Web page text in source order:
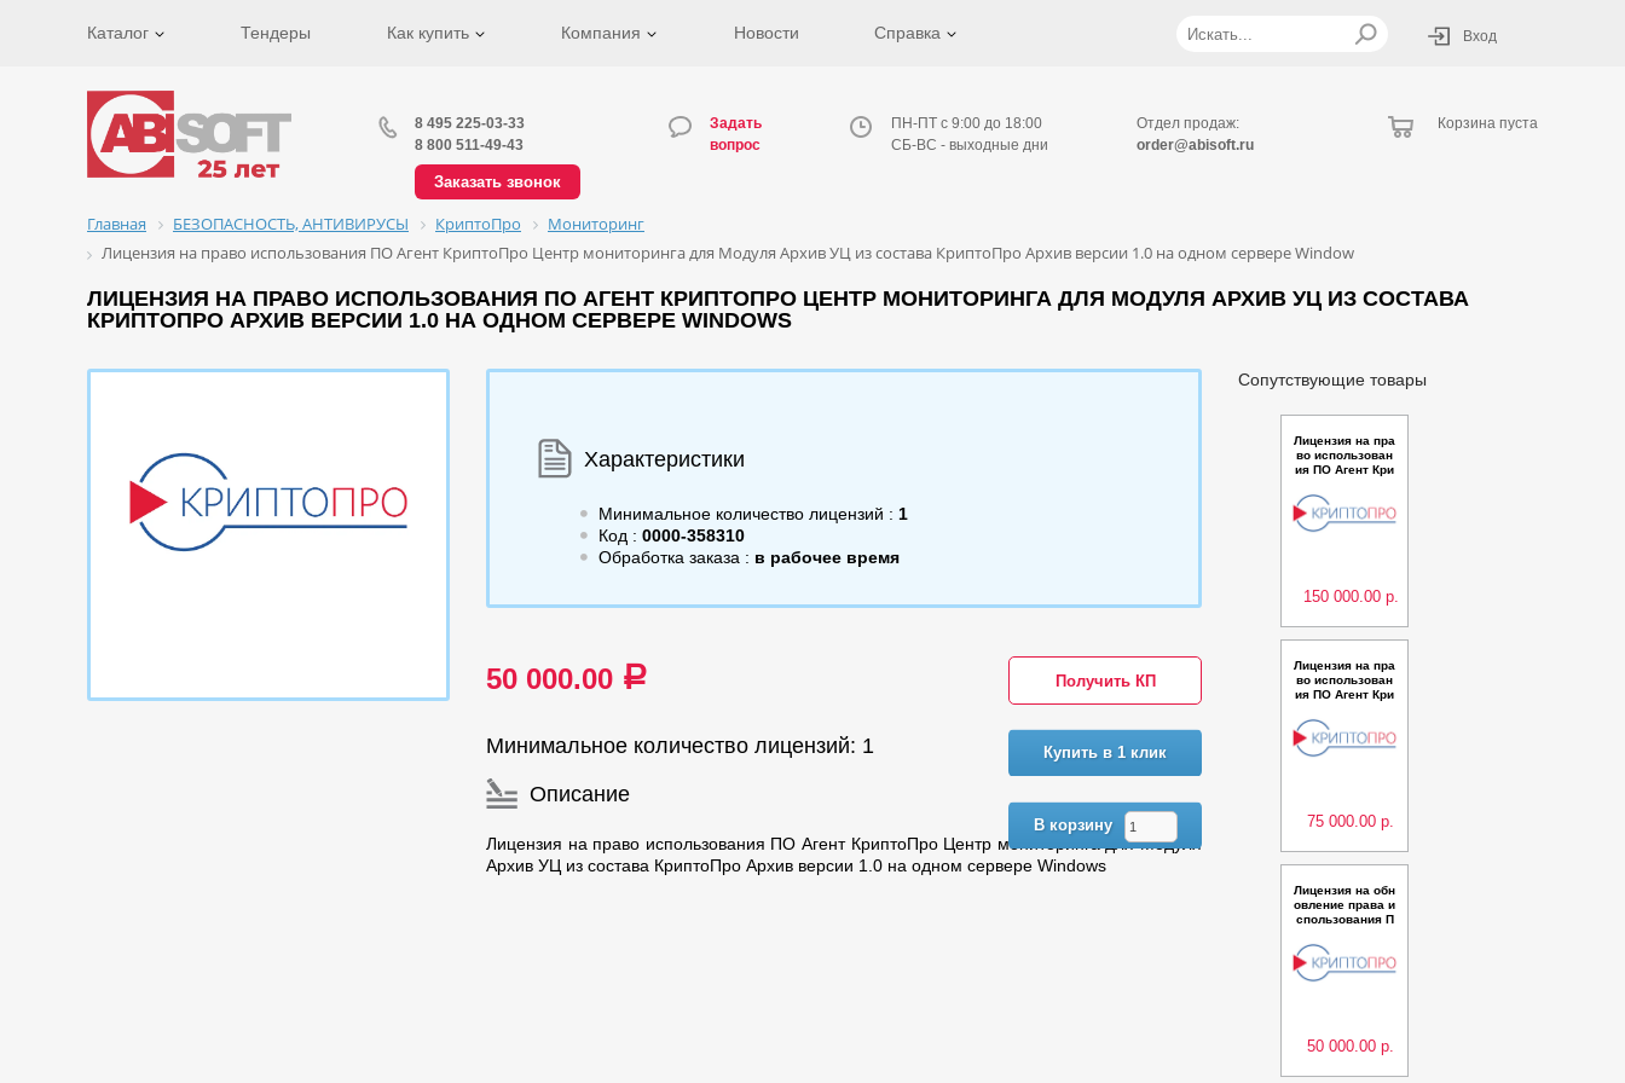
Каталог Тендеры Как купить Компания Новости Справка Вход
8 495 225-03-33
8 800 511-49-43
Заказать звонок
Задать
вопрос
ПН-ПТ с 9:00 до 18:00
СБ-ВС - выходные дни
Отдел продаж:
order@abisoft.ru
Корзина пуста
Главная БЕЗОПАСНОСТЬ, АНТИВИРУСЫ КриптоПро
Мониторинг
Лицензия на право использования ПО Агент КриптоПро Центр мониторинга для Модуля Архив УЦ из состава КриптоПро Архив версии 1.0 на одном сервере Window
ЛИЦЕНЗИЯ НА ПРАВО ИСПОЛЬЗОВАНИЯ ПО АГЕНТ КРИПТОПРО ЦЕНТР МОНИТОРИНГА ДЛЯ МОДУЛЯ АРХИВ УЦ ИЗ СОСТАВА
КРИПТОПРО АРХИВ ВЕРСИИ 1.0 НА ОДНОМ СЕРВЕРЕ WINDOWS
Характеристики
Минимальное количество лицензий : 1
Код : 0000-358310
Обработка заказа : в рабочее время
50 000.00 a Получить КП
Купить в 1 клик
В корзину
Минимальное количество лицензий: 1
Описание
Лицензия на право использования ПО Агент КриптоПро Центр мониторинга для Модуля
Архив УЦ из состава КриптоПро Архив версии 1.0 на одном сервере Windows
Сопутствующие товары
Лицензия на пра
во использован
ия ПО Агент Кри
ониторинга для
Сервиса взаимо
действия с УЦ в
150 000.00 р.
Лицензия на пра
во использован
ия ПО Агент Кри
ониторинга для
КриптоПро Архи
в версии 1.0 на
75 000.00 р.
Лицензия на обн
овление права и
спользования П
ро Центр монито
ринга для серве
ра SVS до верси
50 000.00 р.